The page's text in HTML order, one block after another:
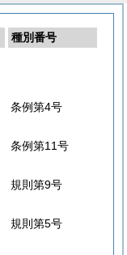
種別番号
条例第4号
条例第11号
規則第9号
規則第5号